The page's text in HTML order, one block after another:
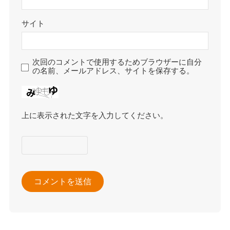
サイト
次回のコメントで使用するためブラウザーに自分
の名前、メールアドレス、サイトを保存する。
上に表示された文字を入力してください。